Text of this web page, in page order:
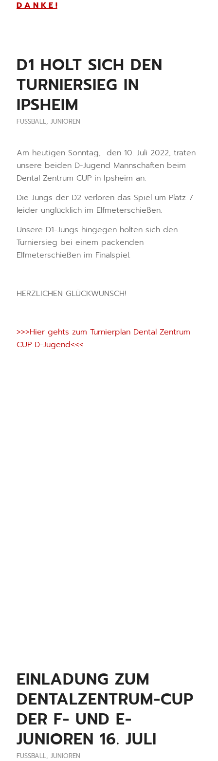
D A N K E !
D1 HOLT SICH DEN
TURNIERSIEG IN
IPSHEIM
FUSSBALL, JUNIOREN
Am heutigen Sonntag, den 10. Juli 2022, traten
unsere beiden D-Jugend Mannschaften beim
Dental Zentrum CUP in Ipsheim an.
Die Jungs der D2 verloren das Spiel um Platz 7
leider unglücklich im Elfmeterschießen.
Unsere D1-Jungs hingegen holten sich den
Turniersieg bei einem packenden
Elfmeterschießen im Finalspiel.
HERZLICHEN GLÜCKWUNSCH!
>>>Hier gehts zum Turnierplan Dental Zentrum
CUP D-Jugend<<<
EINLADUNG ZUM
DENTALZENTRUM-CUP
DER F- UND E-
JUNIOREN 16. JULI
FUSSBALL, JUNIOREN